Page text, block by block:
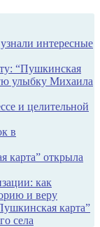
интересные
“Пушкинская
улыбку Михаила
и целительной
в
карта” открыла
как
и веру
карта”
села